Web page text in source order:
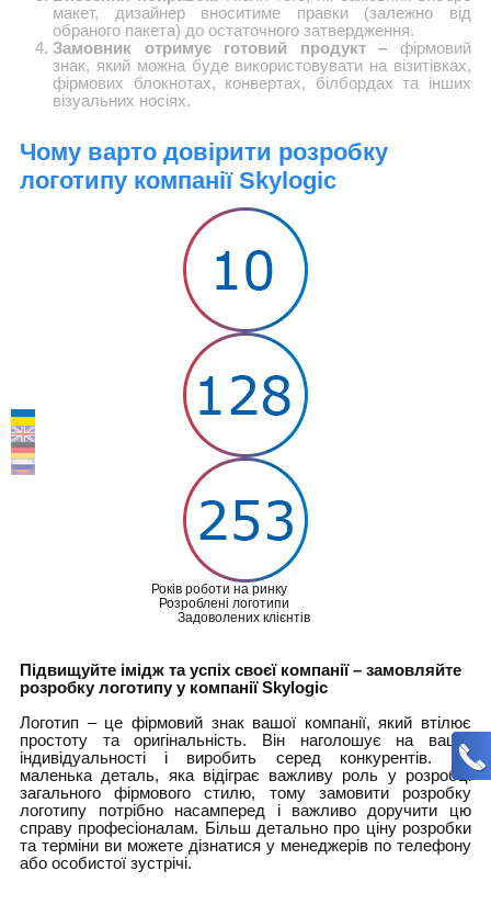
макет, дизайнер вноситиме правки (залежно від
обраного пакета) до остаточного затвердження.
Замовник отримує готовий продукт – фірмовий
знак, який можна буде використовувати на візитівках,
фірмових блокнотах, конвертах, білбордах та інших
візуальних носіях.
Чому варто довірити розробку
логотипу компаніїSkylogic
Років роботи на ринку
Розроблені логотипи
Задоволених клієнтів
Підвищуйте імідж та успіх своєї компанії – замовляйте
розробку логотипу у компанії Skylogic
Логотип – це фірмовий знак вашої компанії, який втілює
простоту та оригінальність. Він наголошує на вашій
індивідуальності і виробить серед конкурентів. Це
маленька деталь, яка відіграє важливу роль у розробці
загального фірмового стилю, тому замовити розробку
логотипу потрібно насамперед і важливо доручити цю
справу професіоналам. Більш детально про ціну розробки
та терміни ви можете дізнатися у менеджерів по телефону
або особистої зустрічі.